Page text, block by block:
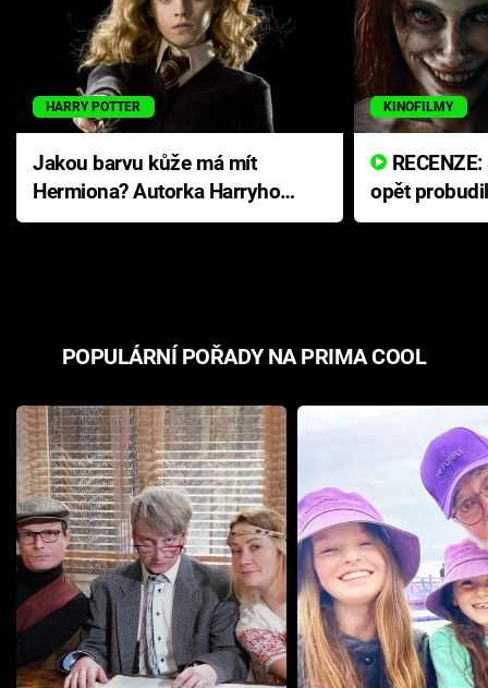
HARRY POTTER
Jakou barvu kůže má mít
Hermiona? Autorka Harryho
Pottera přišla s ráznou
KINOFILMY
opět
přichází s
POPULÁRNÍ POŘADY NA PRIMA COOL